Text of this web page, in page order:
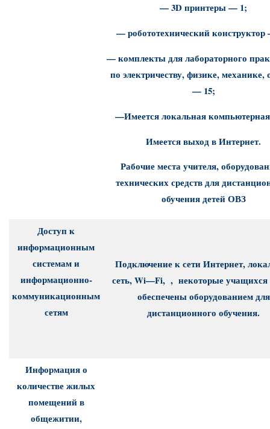
— 3D принтеры — 1;
— робототехнический
— комплекты для лабораторного
по электричеству, физике, механике,
— 15;
—Имеется локальная компьютерная
Имеется выход в Интернет.
Рабочие места учителя,
технических средств для
обучения детей ОВЗ
Доступ к
информационным
системам и
информационно-
коммуникационным
сетям
Подключение к сети Интернет,
сеть,Wi—Fi, , некоторые
обеспечены оборудованием для
дистанционного обучения.
Информация о
количестве жилых
помещений в
общежитии,